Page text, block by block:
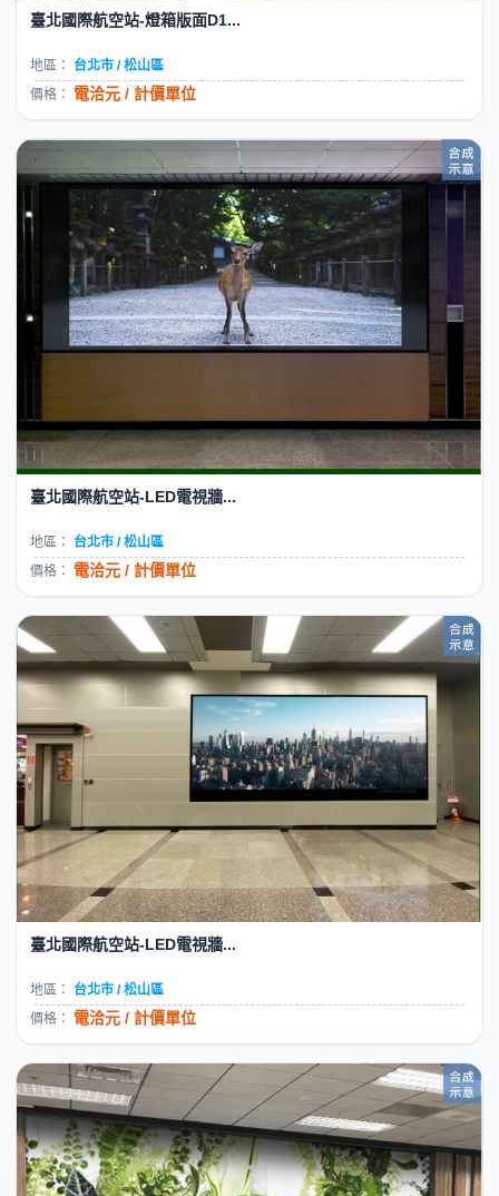
臺北國際航空站-燈箱版面D1...
地區：
台北市 / 松山區
價格： 電洽元 / 計價單位
臺北國際航空站-LED電視牆...
地區：
台北市 / 松山區
價格： 電洽元 / 計價單位
臺北國際航空站-LED電視牆...
地區：
台北市 / 松山區
價格： 電洽元 / 計價單位